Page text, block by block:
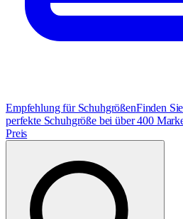
Empfehlung für SchuhgrößenFinden
perfekte Schuhgröße bei über 400
Preis